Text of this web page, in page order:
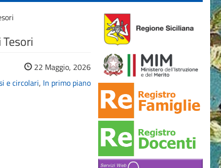
22 Maggio, 2026
e circolari, In primo piano